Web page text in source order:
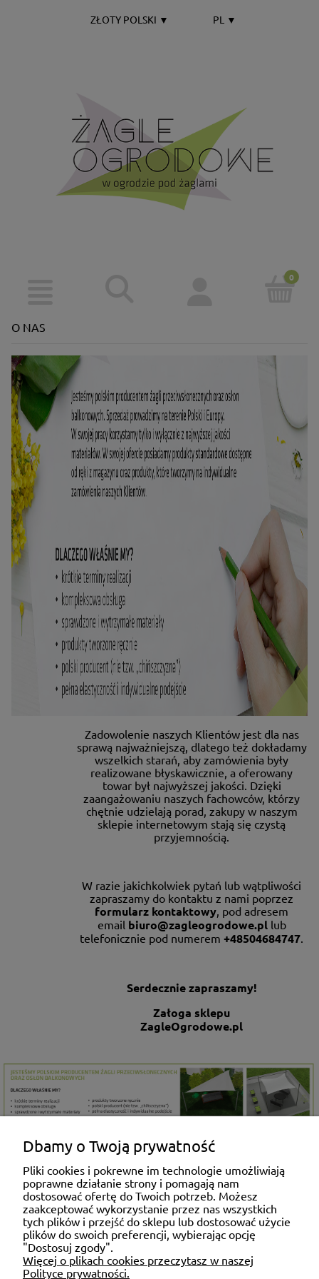
ZŁOTY POLSKI ▼ PL ▼
O NAS
Zadowolenie naszych Klientów jest dla nas
sprawą najważniejszą, dlatego też dokładamy
wszelkich starań, aby zamówienia były
realizowane błyskawicznie, a oferowany
towar był najwyższej jakości. Dzięki
zaangażowaniu naszych fachowców, którzy
chętnie udzielają porad, zakupy w naszym
sklepie internetowym stają się czystą
przyjemnością.
W razie jakichkolwiek pytań lub wątpliwości
zapraszamy do kontaktu z nami poprzez
formularz kontaktowy , pod adresem
email biuro@zagleogrodowe.pl lub
telefonicznie pod numerem +48504684747
Serdecznie zapraszamy!
Załoga sklepu
ZagleOgrodowe.pl
ZAKUPY
MOJE KONTO
POMOC
Dbamy o Twoją prywatność
Pliki cookies i pokrewne im technologie umożliwiają
poprawne działanie strony i pomagają nam
dostosować ofertę do Twoich potrzeb. Możesz
zaakceptować wykorzystanie przez nas wszystkich
tych plików i przejść do sklepu lub dostosować użycie
plików do swoich preferencji, wybierając opcję
"Dostosuj zgody".
Więcej o plikach cookies przeczytasz w naszej
Polityce prywatności.